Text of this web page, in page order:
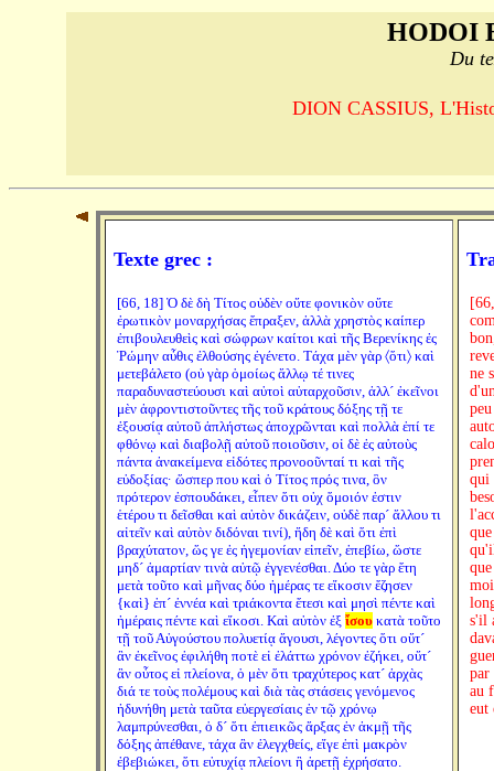
HODOI
Du
DION CASSIUS,
Texte grec :
[66, 18] Ὁ δὲ δὴ Τίτος οὐδὲν οὔτε φονικὸν οὔτε
ἐρωτικὸν μοναρχήσας ἔπραξεν, ἀλλὰ χρηστὸς καίπερ
ἐπιβουλευθεὶς καὶ σώφρων καίτοι καὶ τῆς Βερενίκης ἐς
Ῥώμην αὖθις ἐλθούσης ἐγένετο. Τάχα μὲν γὰρ 〈ὅτι〉 καὶ
μετεβάλετο (οὐ γὰρ ὁμοίως ἄλλῳ τέ τινες
παραδυναστεύουσι καὶ αὐτοὶ αὐταρχοῦσιν, ἀλλ´ ἐκεῖνοι
μὲν ἀφροντιστοῦντες τῆς τοῦ κράτους δόξης τῇ τε
ἐξουσίᾳ αὐτοῦ ἀπλήστως ἀποχρῶνται καὶ πολλὰ ἐπί τε
φθόνῳ καὶ διαβολῇ αὐτοῦ ποιοῦσιν, οἱ δὲ ἐς αὑτοὺς
πάντα ἀνακείμενα εἰδότες προνοοῦνταί τι καὶ τῆς
εὐδοξίας· ὥσπερ που καὶ ὁ Τίτος πρός τινα, ὃν
πρότερον ἐσπουδάκει, εἶπεν ὅτι οὐχ ὅμοιόν ἐστιν
ἑτέρου τι δεῖσθαι καὶ αὐτὸν δικάζειν, οὐδὲ παρ´ ἄλλου τι
αἰτεῖν καὶ αὐτὸν διδόναι τινί), ἤδη δὲ καὶ ὅτι ἐπὶ
βραχύτατον, ὥς γε ἐς ἡγεμονίαν εἰπεῖν, ἐπεβίω, ὥστε
μηδ´ ἁμαρτίαν τινὰ αὐτῷ ἐγγενέσθαι. Δύο τε γὰρ ἔτη
μετὰ τοῦτο καὶ μῆνας δύο ἡμέρας τε εἴκοσιν ἔζησεν
{καὶ} ἐπ´ ἐννέα καὶ τριάκοντα ἔτεσι καὶ μησὶ πέντε καὶ
ἡμέραις πέντε καὶ εἴκοσι. Καὶ αὐτὸν ἐξ ἴσου κατὰ τοῦτο
τῇ τοῦ Αὐγούστου πολυετίᾳ ἄγουσι, λέγοντες ὅτι οὔτ´
ἂν ἐκεῖνος ἐφιλήθη ποτὲ εἰ ἐλάττω χρόνον ἐζήκει, οὔτ´
ἂν οὗτος εἰ πλείονα, ὁ μὲν ὅτι τραχύτερος κατ´ ἀρχὰς
διά τε τοὺς πολέμους καὶ διὰ τὰς στάσεις γενόμενος
ἠδυνήθη μετὰ ταῦτα εὐεργεσίαις ἐν τῷ χρόνῳ
λαμπρύνεσθαι, ὁ δ´ ὅτι ἐπιεικῶς ἄρξας ἐν ἀκμῇ τῆς
δόξης ἀπέθανε, τάχα ἂν ἐλεγχθείς, εἴγε ἐπὶ μακρὸν
ἐβεβιώκει, ὅτι εὐτυχίᾳ πλείονι ἢ ἀρετῇ ἐχρήσατο.
ne
qui
s'il
par
au
eut